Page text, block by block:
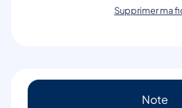
Supprimer ma
Note